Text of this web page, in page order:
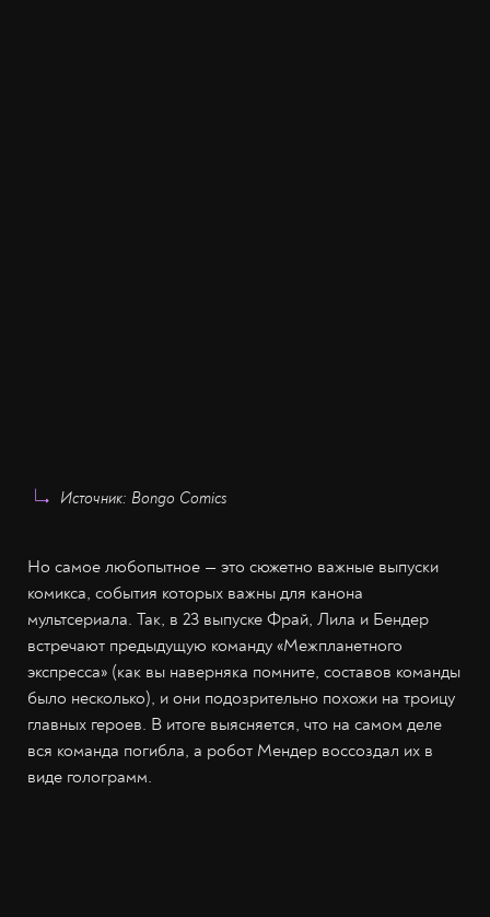
Источник: Bongo Comics
Но самое любопытное — это сюжетно важные выпуски
комикса, события которых важны для канона
мультсериала. Так, в 23 выпуске Фрай, Лила и Бендер
встречают предыдущую команду «Межпланетного
экспресса» (как вы наверняка помните, составов команды
было несколько), и они подозрительно похожи на троицу
главных героев. В итоге выясняется, что на самом деле
вся команда погибла, а робот Мендер воссоздал их в
виде голограмм.